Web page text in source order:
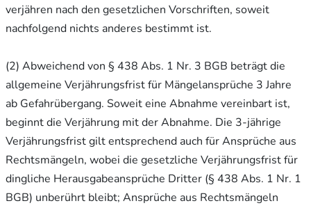
verjähren nach den gesetzlichen Vorschriften, soweit
nachfolgend nichts anderes bestimmt ist.
(2) Abweichend von § 438 Abs. 1 Nr. 3 BGB beträgt die
allgemeine Verjährungsfrist für Mängelansprüche 3 Jahre
ab Gefahrübergang. Soweit eine Abnahme vereinbart ist,
beginnt die Verjährung mit der Abnahme. Die 3-jährige
Verjährungsfrist gilt entsprechend auch für Ansprüche aus
Rechtsmängeln, wobei die gesetzliche Verjährungsfrist für
dingliche Herausgabeansprüche Dritter (§ 438 Abs. 1 Nr. 1
BGB) unberührt bleibt; Ansprüche aus Rechtsmängeln